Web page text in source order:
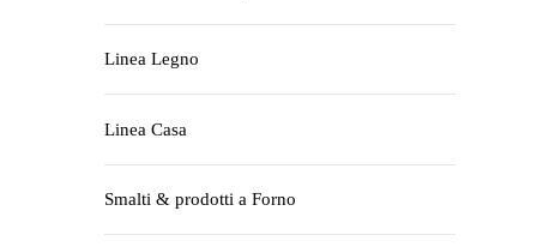
Linea Legno
Linea Casa
Smalti & prodotti a Forno